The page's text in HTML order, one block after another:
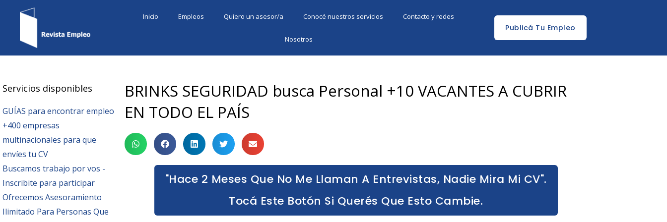
Inicio Empleos Quiero un asesor/a Conocé nuestros servicios Contacto y redes
Nosotros
Publicá Tu Empleo
Servicios disponibles
GUÍAS para encontrar empleo
+400 empresas
multinacionales para que
envíes tu CV
Buscamos trabajo por vos -
Inscribite para participar
Ofrecemos Asesoramiento
Ilimitado Para Personas Que
BRINKS SEGURIDAD busca Personal +10 VACANTES A CUBRIR
EN TODO EL PAÍS
"Hace 2 Meses Que No Me Llaman A Entrevistas, Nadie Mira Mi CV".
Tocá Este Botón Si Querés Que Esto Cambie.